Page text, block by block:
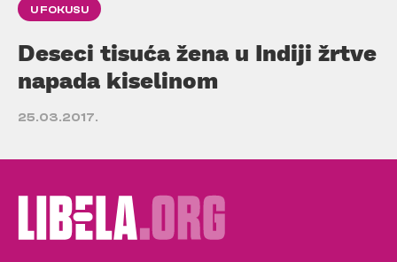
U FOKUSU
Deseci tisuća žena u Indiji žrtve
napada kiselinom
25.03.2017.